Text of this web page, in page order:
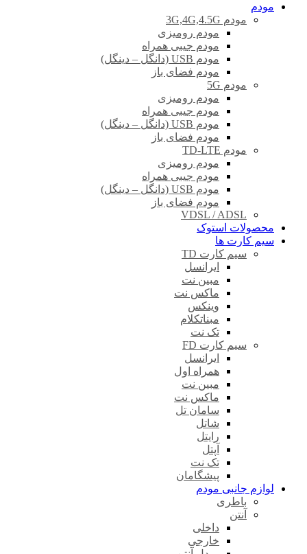
مودم
مودم 3G,4G,4.5G
مودم رومیزی
مودم جیبی همراه
مودم USB (دانگل – دینگل)
مودم فضای باز
مودم 5G
مودم رومیزی
مودم جیبی همراه
مودم USB (دانگل – دینگل)
مودم فضای باز
مودم TD-LTE
مودم رومیزی
مودم جیبی همراه
مودم USB (دانگل – دینگل)
مودم فضای باز
VDSL / ADSL
محصولات استوک
سیم کارت ها
سیم کارت TD
ایرانسل
مبین نت
ماکس نت
وینکس
مبناتکلام
تک نت
سیم کارت FD
ایرانسل
همراه اول
مبین نت
ماکس نت
سامان تل
شاتل
رایتل
آپتل
تک نت
پیشگامان
لوازم جانبی مودم
باطری
آنتن
داخلی
خارجی